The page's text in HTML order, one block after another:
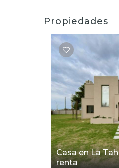
Propiedades
Casa en La
renta